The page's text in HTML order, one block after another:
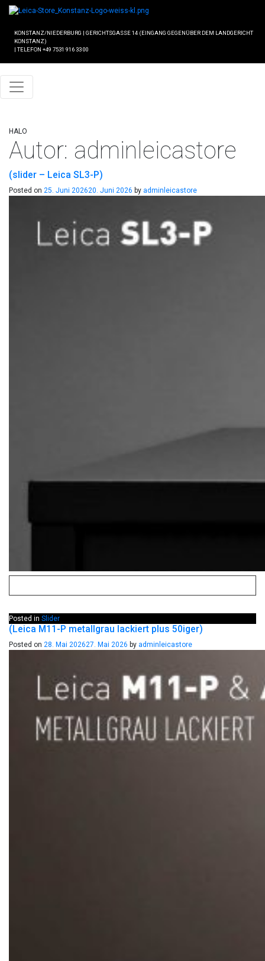
KONSTANZ/NIEDERBURG | GERICHTSGASSE 14 (EINGANG GEGENÜBER DEM LANDGERICHT
KONSTANZ)
| TELEFON +49 7531 916 33 00
HALO
Autor: adminleicastore
(slider – Leica SL3-P)
Posted on 25. Juni 202620. Juni 2026 by adminleicastore
Posted in Slider
(Leica M11-P metallgrau lackiert plus 50iger)
Posted on 28. Mai 202627. Mai 2026 by adminleicastore